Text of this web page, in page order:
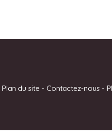
Plan du site - Contactez-nous-